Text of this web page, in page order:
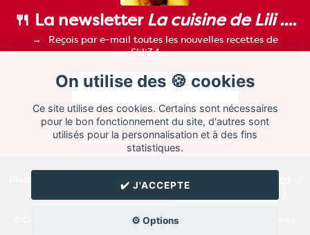
On utilise des 🍪 cookies
Ce site utilise des cookies. Certains sont nécessaires
pour le bon fonctionnement du site, d'autres sont
utilisés pour la personnalisation et à des fins
statistiques.
✔️ J'ACCEPTE
⚙️ Options
🍴 La newsletterLa cuisine de Lili ....
Reçois par e-mail toutes les nouvelles recettes de
Slili34.
Blog de recettes de cuisine de Slili34
Réglage des cookies/ ✉️ Contacter Slili34
© Cuisine.land : La plateforme de blog spécialisée dans les blogs culinaires.
Créer un blog de cuisine